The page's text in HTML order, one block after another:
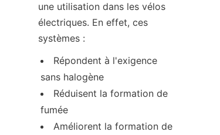
une utilisation dans les vélos
électriques. En effet, ces
systèmes :
Répondent à l'exigence
sans halogène
Réduisent la formation de
fumée
Améliorent la formation de